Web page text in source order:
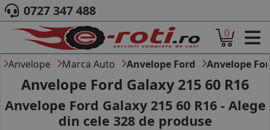
ACASA
DESPRE NOI
ANVELOPE
AUTO
CAMION
MOTO
0727 347 488
0
Anvelope Marca Auto Anvelope Ford Anvelope
Anvelope Ford Galaxy 215 60 R16
Anvelope Ford Galaxy 215 60 R16 - Alege
din cele 328de produse